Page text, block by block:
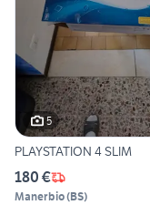
5
PLAYSTATION 4 SLIM
180 €
Manerbio(BS)